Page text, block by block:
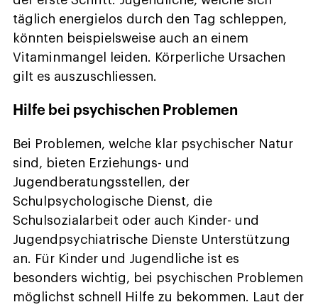
täglich energielos durch den Tag schleppen,
könnten beispielsweise auch an einem
Vitaminmangel leiden. Körperliche Ursachen
gilt es auszuschliessen.
Hilfe bei psychischen Problemen
Bei Problemen, welche klar psychischer Natur
sind, bieten Erziehungs- und
Jugendberatungsstellen, der
Schulpsychologische Dienst, die
Schulsozialarbeit oder auch Kinder- und
Jugendpsychiatrische Dienste Unterstützung
an. Für Kinder und Jugendliche ist es
besonders wichtig, bei psychischen Problemen
möglichst schnell Hilfe zu bekommen. Laut der